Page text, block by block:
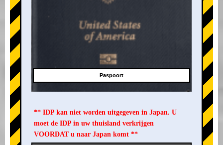
Paspoort
** IDP kan niet worden uitgegeven in Japan. U
moet de IDP in uw thuisland verkrijgen
VOORDAT u naar Japan komt **